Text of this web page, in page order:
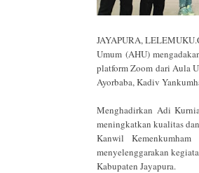
JAYAPURA,
Umum (AHU)
platform Zoom dari Aula
Ayorbaba, Kadiv
Menghadirkan Adi
meningkatkan kualitas
Kanwil
menyelenggarakan
Kabupaten Jayapura.